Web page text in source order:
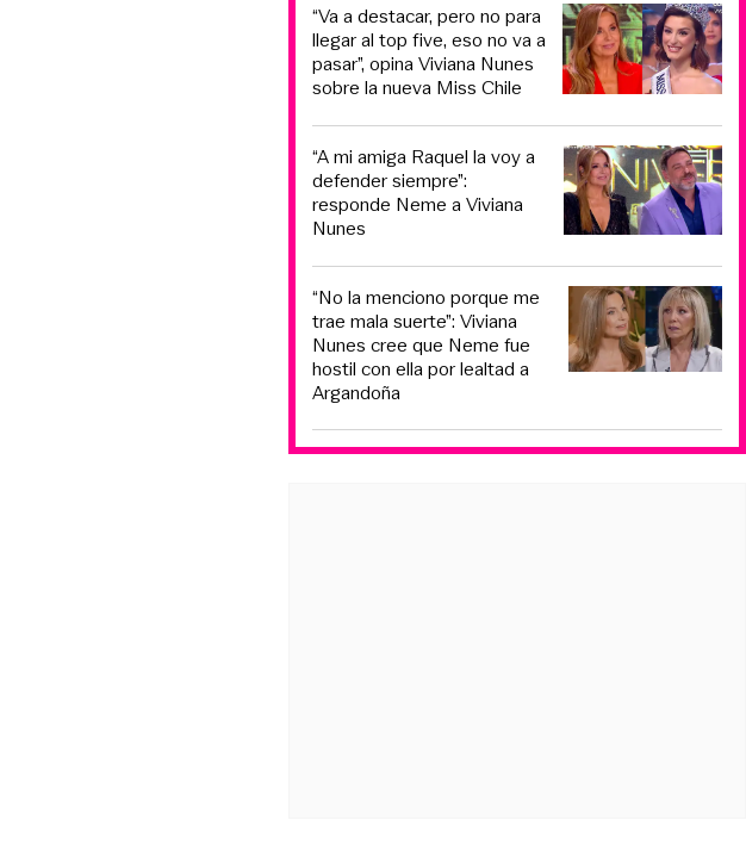
“Va a destacar, pero no para
llegar al top five, eso no va a
pasar”, opina Viviana Nunes
sobre la nueva Miss Chile
“A mi amiga Raquel la voy a
defender siempre”:
responde Neme a Viviana
Nunes
“No la menciono porque me
trae mala suerte”: Viviana
Nunes cree que Neme fue
hostil con ella por lealtad a
Argandoña